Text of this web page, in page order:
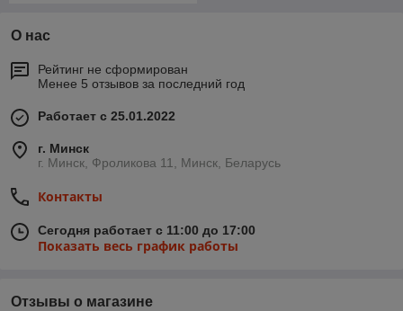
О нас
Рейтинг не сформирован
Менее 5 отзывов за последний год
Работает с 25.01.2022
г. Минск
г. Минск, Фроликова 11, Минск, Беларусь
Контакты
Сегодня работает с 11:00 до 17:00
Показать весь график работы
Отзывы о магазине